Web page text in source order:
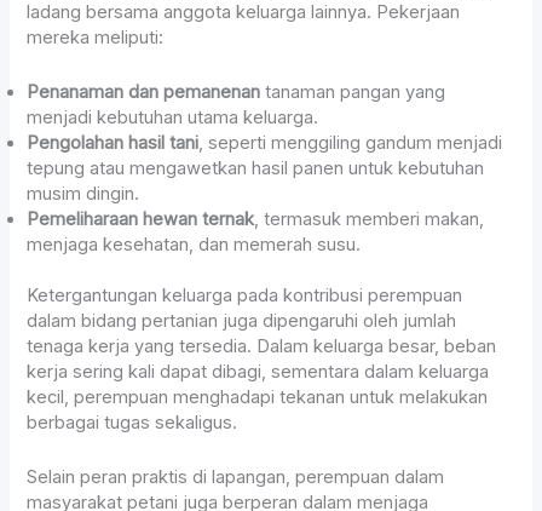
ladang bersama anggota keluarga lainnya. Pekerjaan
mereka meliputi:
Penanaman dan pemanenan tanaman pangan yang
menjadi kebutuhan utama keluarga.
Pengolahan hasil tani , seperti menggiling gandum menjadi
tepung atau mengawetkan hasil panen untuk kebutuhan
musim dingin.
Pemeliharaan hewan ternak , termasuk memberi makan,
menjaga kesehatan, dan memerah susu.
Ketergantungan keluarga pada kontribusi perempuan
dalam bidang pertanian juga dipengaruhi oleh jumlah
tenaga kerja yang tersedia. Dalam keluarga besar, beban
kerja sering kali dapat dibagi, sementara dalam keluarga
kecil, perempuan menghadapi tekanan untuk melakukan
berbagai tugas sekaligus.
Selain peran praktis di lapangan, perempuan dalam
masyarakat petani juga berperan dalam menjaga